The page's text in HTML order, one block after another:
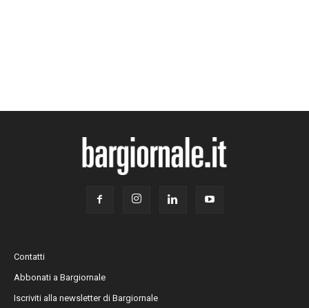
Contatti
Abbonati a Bargiornale
Iscriviti alla newsletter di Bargiornale